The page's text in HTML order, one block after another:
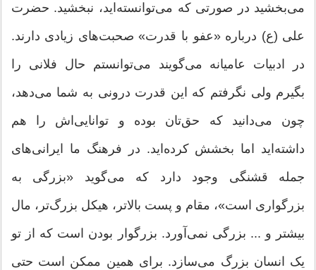
می‌بخشید در صورتی که می‌توانسته‌اید، نبخشید. حضرت
علی (ع) درباره «عفو با قدرت» صحبت‌های زیادی دارند.
در ادبیات عامیانه می‌گویند می‌توانستم حال فلانی را
بگیرم ولی نگرفتم كه این قدرت درونی به شما می‌دهد،
چون می‌دانید که حق‌تان بوده و توانایی‌اش را هم
داشته‌اید اما بخشش کرده‌اید. در فرهنگ ما ایرانی‌های
جمله قشنگی وجود دارد که می‌گوید «بزرگی به
بزرگواری است»، مقام و پست بالاتر، هیکل بزرگ‌تر، مال
بیشتر و ... بزرگی نمی‌آورد. بزرگوار بودن است که از تو
یک انسان بزرگ می‌سازد. برای همین ممکن است حتی